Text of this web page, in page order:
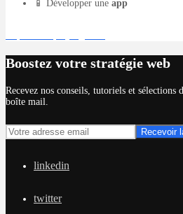
📱 Développer une app
Boostez votre stratégie web
Recevez nos conseils, tutoriels et sélections
boîte mail.
linkedin
twitter